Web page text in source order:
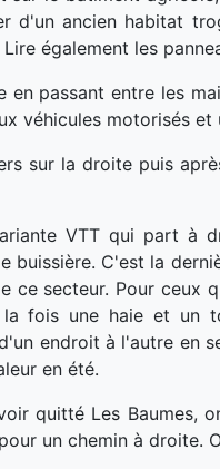
d'un ancien habitat
également les
en passant entre les
véhicules motorisés
sur la droite puis
VTT qui part à
buissière. C'est la
ce secteur. Pour ceux
fois une haie et un
endroit à l'autre en
en été.
quitté Les Baumes,
un chemin à droite.